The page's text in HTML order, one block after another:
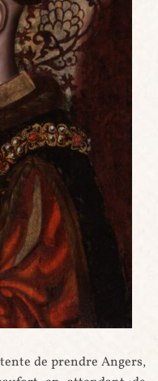
de prendre Angers,